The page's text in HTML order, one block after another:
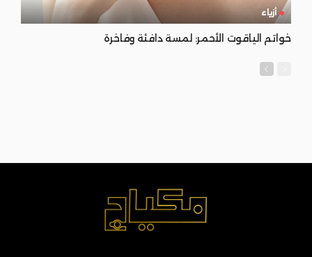
أزياء
خواتم الياقوت الأحمر: لمسة دافئة وفاخرة